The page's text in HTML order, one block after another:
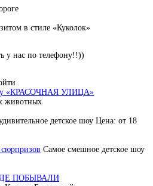
в стиле «Куколок»
у нас по телефону!!))
«КРАСОЧНАЯ УЛИЦА»
животных
детское шоу Цена: от 18
Самое смешное детское шоу
ПОБЫВАЛИ